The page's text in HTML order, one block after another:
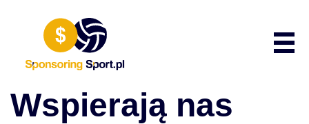
Wspierają nas